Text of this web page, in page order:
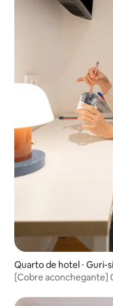
Quarto de hotel ⋅ Guri-si
[Cobre aconchegante]
estrelas #